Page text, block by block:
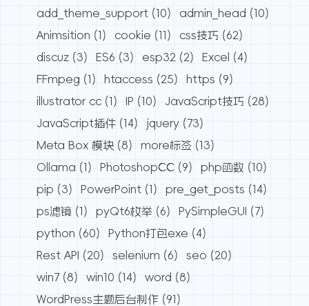
add_theme_support (10) admin_head (10)
Animsition (1) cookie (11) css技巧 (62)
discuz (3) ES6 (3) esp32 (2) Excel
(4)
FFmpeg (1) htaccess (25) https (9)
illustrator cc (1) IP (10) JavaScript技巧 (28)
JavaScript插件 (14) jquery (73)
Meta Box 模块 (8) more标签 (13)
Ollama (1) PhotoshopCC (9) php函数 (10)
pip (3) PowerPoint (1) pre_get_posts (14)
ps滤镜 (1) pyQt6枚举 (6) PySimpleGUI
(7)
python (60) Python打包exe (4)
Rest API
(20) selenium (6) seo (20)
win7 (8) win10 (14) word (8)
WordPress主题后台制作 (91)